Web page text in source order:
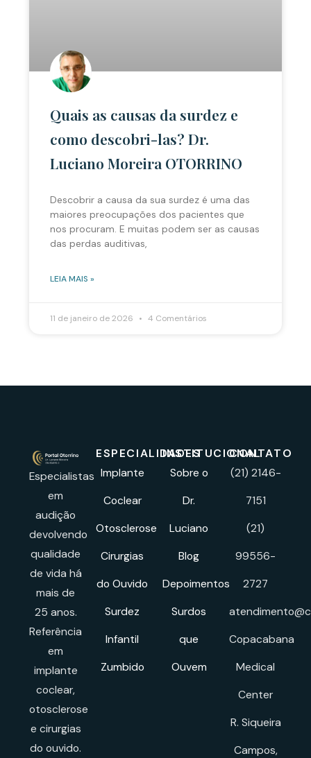
Quais as causas da surdez e
como descobri-las? Dr.
Luciano Moreira OTORRINO
Descobrir a causa da sua surdez é uma das
maiores preocupações dos pacientes que
nos procuram. E muitas podem ser as causas
das perdas auditivas,
LEIA MAIS »
11 de janeiro de 2026 4 Comentários
Especialistas
em
audição
devolvendo
qualidade
de vida há
mais de
25 anos.
Referência
em
implante
coclear,
otosclerose
e cirurgias
do ouvido.
ESPECIALIDADES
Implante
Coclear
Otosclerose
Cirurgias
do Ouvido
Surdez
Infantil
Zumbido
INSTITUCIONAL
Sobre o
Dr.
Luciano
Blog
Depoimentos
Surdos
que
Ouvem
CONTATO
(21) 2146-
7151
(21)
99556-
2727
Copacabana
Medical
Center
R. Siqueira
Campos,